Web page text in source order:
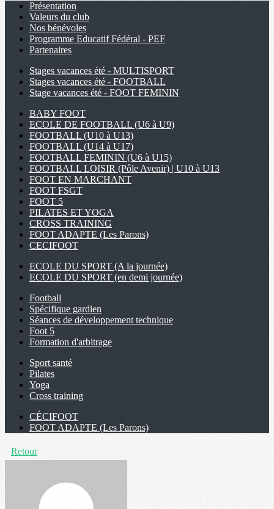
Présentation
Valeurs du club
Nos bénévoles
Programme Educatif Fédéral - PEF
Partenaires
Stages vacances été - MULTISPORT
Stages vacances été - FOOTBALL
Stage vacances été - FOOT FEMININ
BABY FOOT
ECOLE DE FOOTBALL (U6 à U9)
FOOTBALL (U10 à U13)
FOOTBALL (U14 à U17)
FOOTBALL FEMININ (U6 à U15)
FOOTBALL LOISIR (Pôle Avenir) | U10 à U13
FOOT EN MARCHANT
FOOT FSGT
FOOT 5
PILATES ET YOGA
CROSS TRAINING
FOOT ADAPTE (Les Parons)
CECIFOOT
ECOLE DU SPORT (A la journée)
ECOLE DU SPORT (en demi journée)
Football
Spécifique gardien
Séances de développement technique
Foot 5
Formation d'arbitrage
Sport santé
Pilates
Yoga
Cross training
CÉCIFOOT
FOOT ADAPTE (Les Parons)
Retour